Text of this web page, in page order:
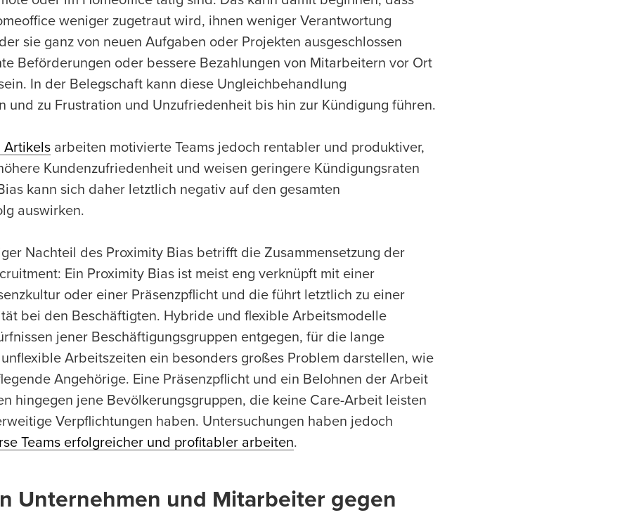
weniger zugetraut wird, ihnen weniger Verantwortung
sie ganz von neuen Aufgaben oder Projekten ausgeschlossen
Beförderungen oder bessere Bezahlungen von Mitarbeitern vor Ort
In der Belegschaft kann diese Ungleichbehandlung
und zu Frustration und Unzufriedenheit bis hin zur Kündigung führen.
Artikels arbeiten motivierte Teams jedoch rentabler und produktiver,
Kundenzufriedenheit und weisen geringere Kündigungsraten
kann sich daher letztlich negativ auf den gesamten
auswirken.
Nachteil des Proximity Bias betrifft die Zusammensetzung der
Ein Proximity Bias ist meist eng verknüpft mit einer
oder einer Präsenzpflicht und die führt letztlich zu einer
bei den Beschäftigten. Hybride und flexible Arbeitsmodelle
jener Beschäftigungsgruppen entgegen, für die lange
Arbeitszeiten ein besonders großes Problem darstellen, wie
Angehörige. Eine Präsenzpflicht und ein Belohnen der Arbeit
hingegen jene Bevölkerungsgruppen, die keine Care-Arbeit leisten
Verpflichtungen haben. Untersuchungen haben jedoch
Teams erfolgreicher und profitabler arbeiten.
Unternehmen und Mitarbeiter gegen